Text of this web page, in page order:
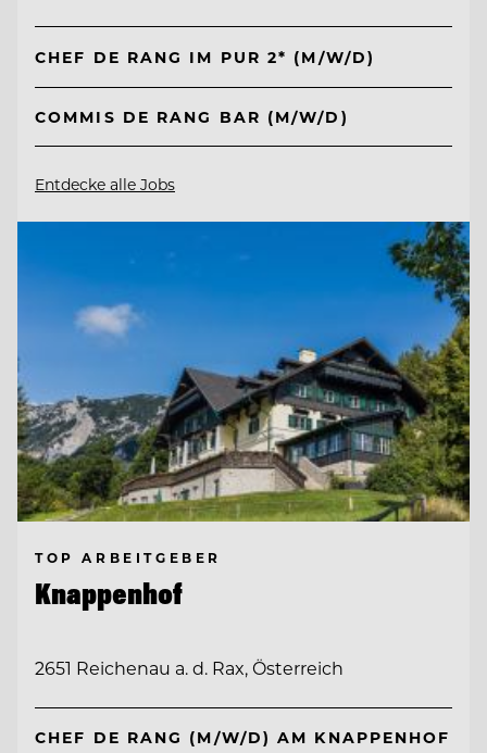
CHEF DE RANG IM PUR 2* (M/W/D)
COMMIS DE RANG BAR (M/W/D)
Entdecke alle Jobs
TOP ARBEITGEBER
Knappenhof
2651 Reichenau a. d. Rax, Österreich
CHEF DE RANG (M/W/D) AM KNAPPENHOF